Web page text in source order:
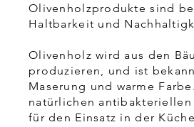
Olivenholzprodukte sind
Haltbarkeit und
Olivenholz wird aus den
produzieren, und ist
Maserung und warme
natürlichen antibakteriellen
für den Einsatz in der